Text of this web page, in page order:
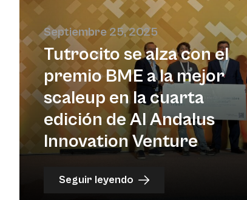
Septiembre 25, 2025
Tutrocito se alza con el
premio BME a la mejor
scaleup en la cuarta
edición de Al Andalus
Innovation Venture
Seguir leyendo